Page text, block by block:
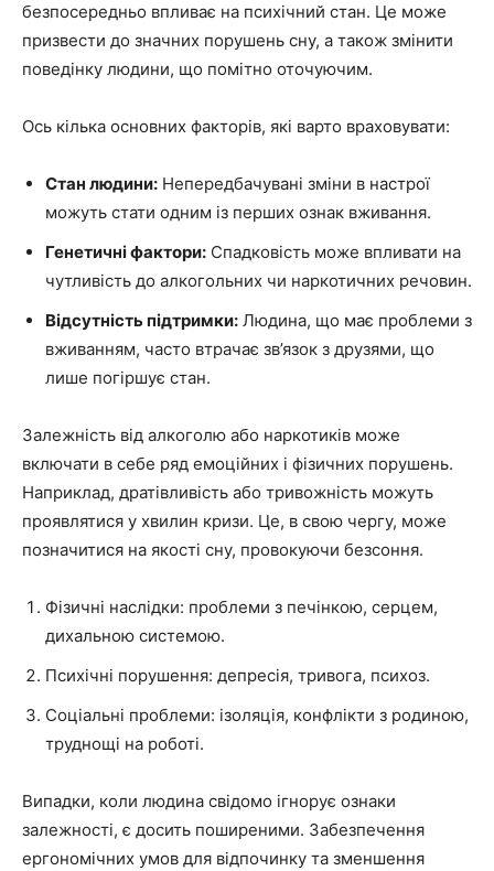
безпосередньо впливає на психічний стан. Це може
призвести до значних порушень сну, а також змінити
поведінку людини, що помітно оточуючим.
Ось кілька основних факторів, які варто враховувати:
Стан людини: Непередбачувані зміни в настрої
можуть стати одним із перших ознак вживання.
Генетичні фактори: Спадковість може впливати на
чутливість до алкогольних чи наркотичних речовин.
Відсутність підтримки: Людина, що має проблеми з
вживанням, часто втрачає зв’язок з друзями, що
лише погіршує стан.
Залежність від алкоголю або наркотиків може
включати в себе ряд емоційних і фізичних порушень.
Наприклад, дратівливість або тривожність можуть
проявлятися у хвилин кризи. Це, в свою чергу, може
позначитися на якості сну, провокуючи безсоння.
Фізичні наслідки: проблеми з печінкою, серцем,
дихальною системою.
Психічні порушення: депресія, тривога, психоз.
Соціальні проблеми: ізоляція, конфлікти з родиною,
труднощі на роботі.
Випадки, коли людина свідомо ігнорує ознаки
залежності, є досить поширеними. Забезпечення
ергономічних умов для відпочинку та зменшення